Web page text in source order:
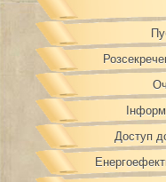
Доступ